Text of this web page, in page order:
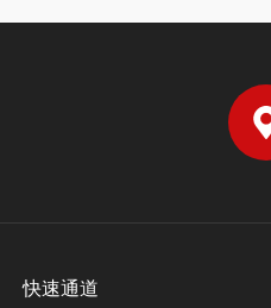
快速通道